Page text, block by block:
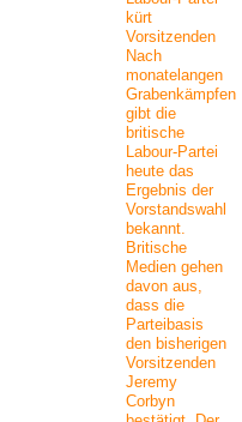
kürt
Vorsitzenden
Nach
monatelangen
Grabenkämpfen
gibt die
britische
Labour-Partei
heute das
Ergebnis der
Vorstandswahl
bekannt.
Britische
Medien gehen
davon aus,
dass die
Parteibasis
den bisherigen
Vorsitzenden
Jeremy
Corbyn